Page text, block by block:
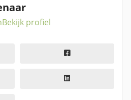
Bekijk profiel